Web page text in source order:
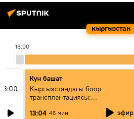
Кыргызстан
13:00
Күн башат
Кыргызстандагы боор
трансплантациясы:
жетишкендиктер жана өнүгүү
келечеги
13:04 46 мин эфир